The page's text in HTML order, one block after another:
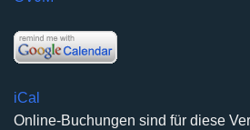
iCal
Online-Buchungen sind für diese